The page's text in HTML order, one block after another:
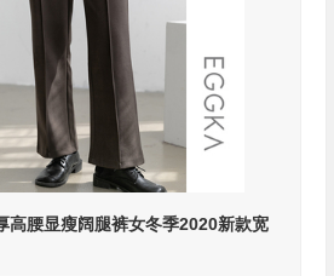
高腰显瘦阔腿裤女冬季2020新款宽